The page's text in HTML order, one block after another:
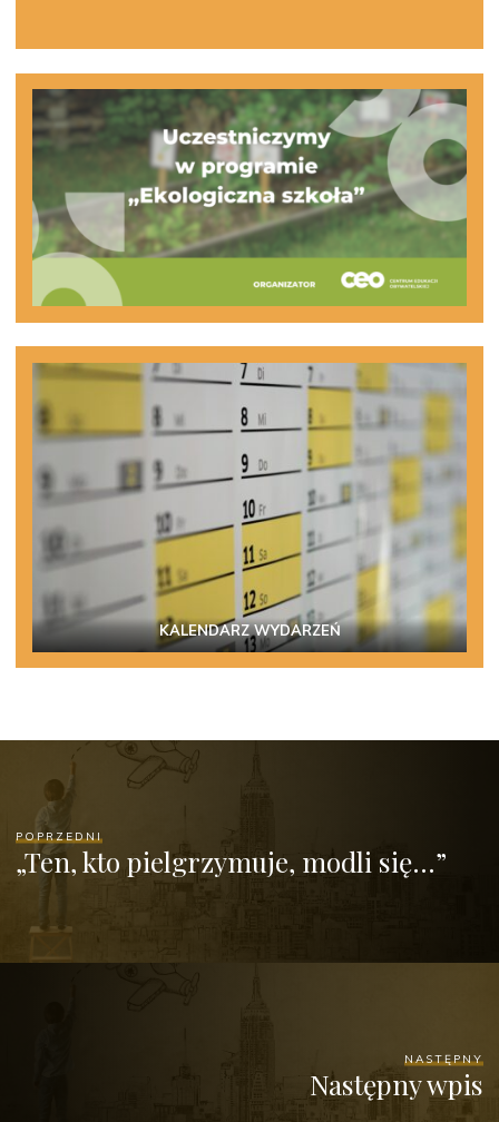
KALENDARZ WYDARZEŃ
POPRZEDNI
„Ten, kto pielgrzymuje, modli się…”
NASTĘPNY
Następny wpis